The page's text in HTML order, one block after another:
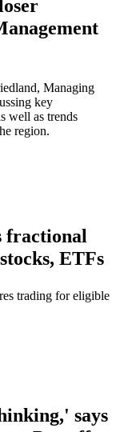
Managing
key
well as trends
region.
fractional
ETFs
trading for eligible
says